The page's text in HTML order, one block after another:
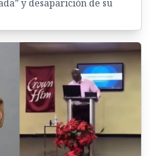
y desaparición de su